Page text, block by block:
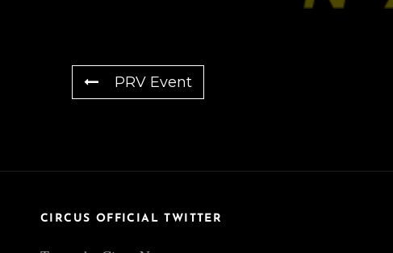
PRV Event
CIRCUS OFFICIAL TWITTER